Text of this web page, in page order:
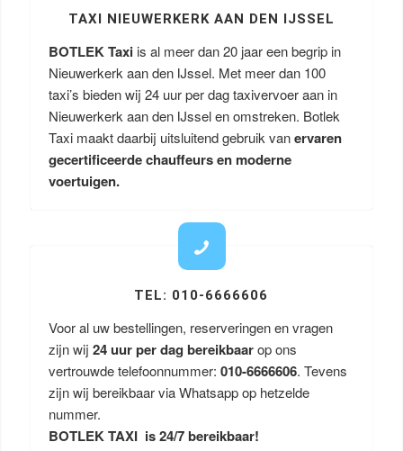
TAXI NIEUWERKERK AAN DEN IJSSEL
BOTLEK Taxi is al meer dan 20 jaar een begrip in
Nieuwerkerk aan den IJssel. Met meer dan 100
taxi’s bieden wij 24 uur per dag taxivervoer aan in
Nieuwerkerk aan den IJssel en omstreken. Botlek
Taxi maakt daarbij uitsluitend gebruik vanervaren
gecertificeerde chauffeurs en moderne
voertuigen.
TEL: 010-6666606
Voor al uw bestellingen, reserveringen en vragen
zijn wij 24 uur per dag bereikbaarop ons
vertrouwde telefoonnummer: 010-6666606. Tevens
zijn wij bereikbaar via Whatsapp op hetzelde
nummer.
BOTLEK TAXI is 24/7 bereikbaar!